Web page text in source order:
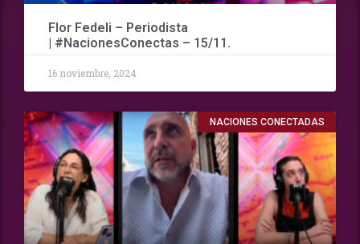
Flor Fedeli – Periodista
| #NacionesConectas – 15/11.
16 noviembre, 2024
NACIONES CONECTADAS